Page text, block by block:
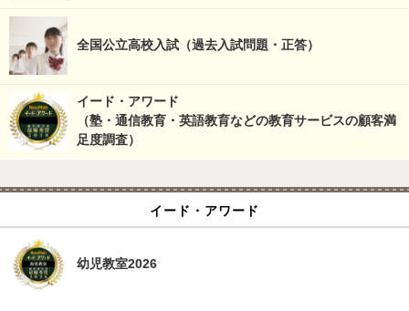
全国公立高校入試（過去入試問題・正答）
イード・アワード
（塾・通信教育・英語教育などの教育サービスの顧客満
足度調査）
イード・アワード
幼児教室2026